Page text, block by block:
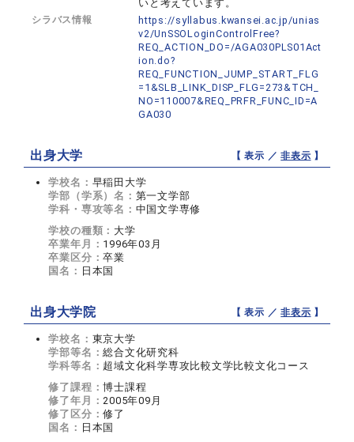
いと考えています。
シラバス情報
https://syllabus.kwansei.ac.jp/unias
v2/UnSSOLoginControlFree?
REQ_ACTION_DO=/AGA030PLS01Act
ion.do?
REQ_FUNCTION_JUMP_START_FLG
=1&SLB_LINK_DISP_FLG=273&TCH_
NO=110007&REQ_PRFR_FUNC_ID=A
GA030
出身大学 【 表示 ／非表示 】
学校名： 早稲田大学
学部（学系）名： 第一文学部
学科・専攻等名： 中国文学専修
学校の種類： 大学
卒業年月： 1996年03月
卒業区分：卒業
国名： 日本国
出身大学院 【 表示 ／非表示 】
学校名： 東京大学
学部等名：総合文化研究科
学科等名： 超域文化科学専攻比較文学比較文化コース
修了課程：博士課程
修了年月：2005年09月
修了区分：修了
国名： 日本国